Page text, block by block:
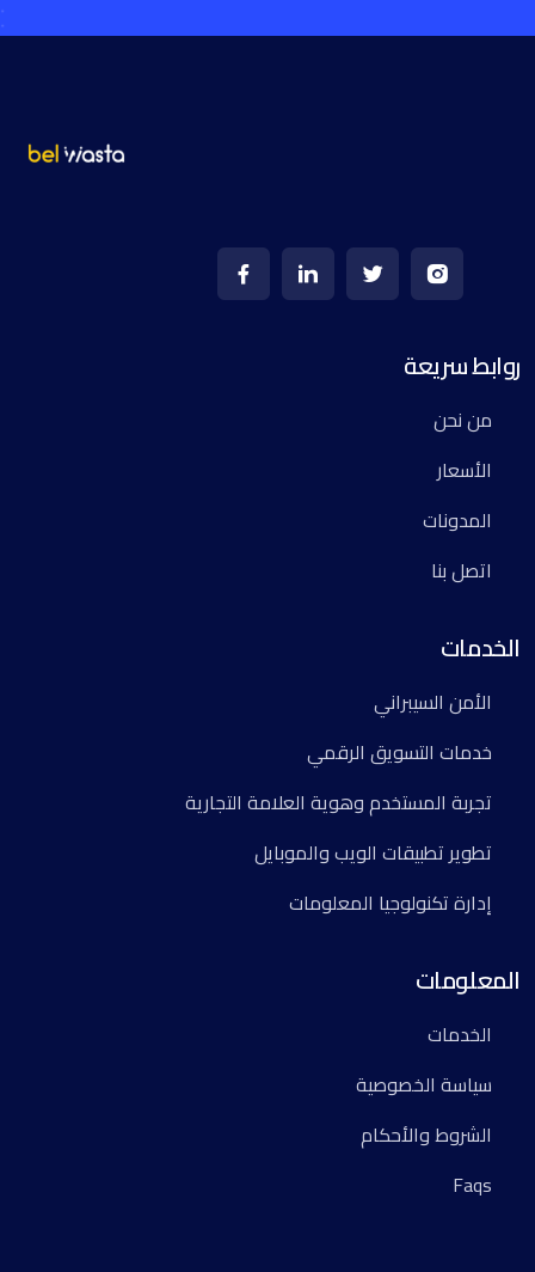
روابط سريعة
من نحن
الأسعار
المدونات
اتصل بنا
الخدمات
الأمن السيبراني
خدمات التسويق الرقمي
تجربة المستخدم وهوية العلامة التجارية
تطوير تطبيقات الويب والموبايل
إدارة تكنولوجيا المعلومات
المعلومات
الخدمات
سياسة الخصوصية
الشروط والأحكام
Faqs